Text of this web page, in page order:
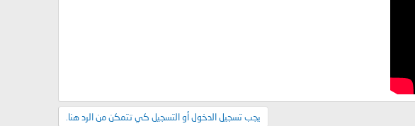
يجب تسجيل الدخول أو التسجيل كي تتمكن من الرد هنا.